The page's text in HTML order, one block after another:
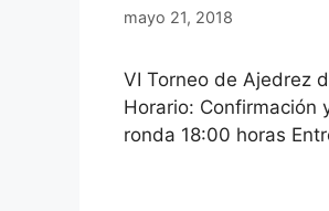
mayo 21, 2018
VI Torneo de Ajedrez
Horario: Confirmación
ronda 18:00 horas